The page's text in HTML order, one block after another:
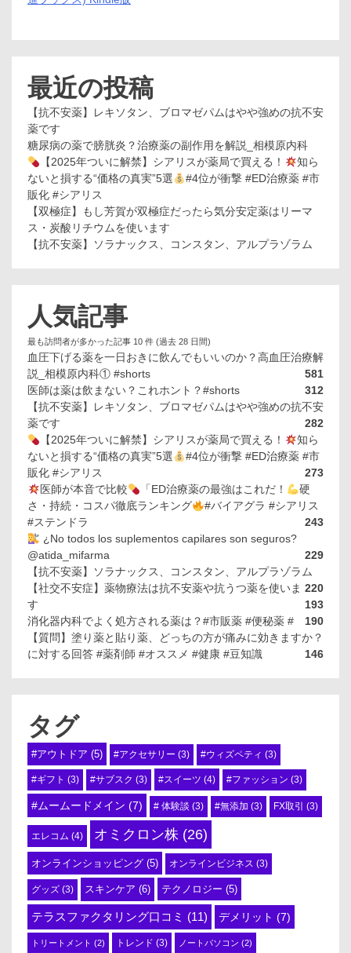
最近の投稿
【抗不安薬】レキソタン、ブロマゼパムはやや強めの抗不安
薬です
糖尿病の薬で膀胱炎？治療薬の副作用を解説_相模原内科
【2025年ついに解禁】シアリスが薬局で買える！
知ら
ないと損する“価格の真実”5選
#4位が衝撃 #ED治療薬 #市
販化 #シアリス
【双極症】もし芳賀が双極症だったら気分安定薬はリーマ
ス・炭酸リチウムを使います
【抗不安薬】ソラナックス、コンスタン、アルプラゾラム
人気記事
最も訪問者が多かった記事 10 件 (過去 28 日間)
血圧下げる薬を一日おきに飲んでもいいのか？高血圧治療解
説_相模原内科① #shorts
581
医師は薬は飲まない？これホント？#shorts
312
【抗不安薬】レキソタン、ブロマゼパムはやや強めの抗不安
薬です
282
【2025年ついに解禁】シアリスが薬局で買える！
知ら
ないと損する“価格の真実”5選
#4位が衝撃 #ED治療薬 #市
販化 #シアリス
273
医師が本音で比較
「ED治療薬の最強はこれだ！
硬
さ・持続・コスパ徹底ランキング
#バイアグラ #シアリス
#ステンドラ
243
¿No todos los suplementos capilares son seguros?
@atida_mifarma
229
【抗不安薬】ソラナックス、コンスタン、アルプラゾラム
220
【社交不安症】薬物療法は抗不安薬や抗うつ薬を使いま
す
193
消化器内科でよく処方される薬は？#市販薬 #便秘薬 #
190
【質問】塗り薬と貼り薬、どっちの方が痛みに効きますか？
に対する回答 #薬剤師 #オススメ #健康 #豆知識
146
タグ
#アウトドア (5) #アクセサリー (3) #ウィズペティ (3)
#ギフト (3) #サブスク (3) #スイーツ (4) #ファッション (3)
#ムームードメイン (7) # 体験談 (3) #無添加 (3) FX取引 (3)
エレコム (4) オミクロン株 (26)
オンラインショッピング (5) オンラインビジネス (3)
グッズ (3) スキンケア (6) テクノロジー (5)
テラスファクタリング口コミ (11) デメリット (7)
トリートメント (2) トレンド (3) ノートパソコン (2)